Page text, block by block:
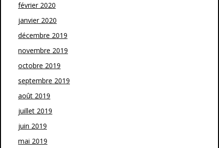
février 2020
janvier 2020
décembre 2019
novembre 2019
octobre 2019
septembre 2019
août 2019
juillet 2019
juin 2019
mai 2019